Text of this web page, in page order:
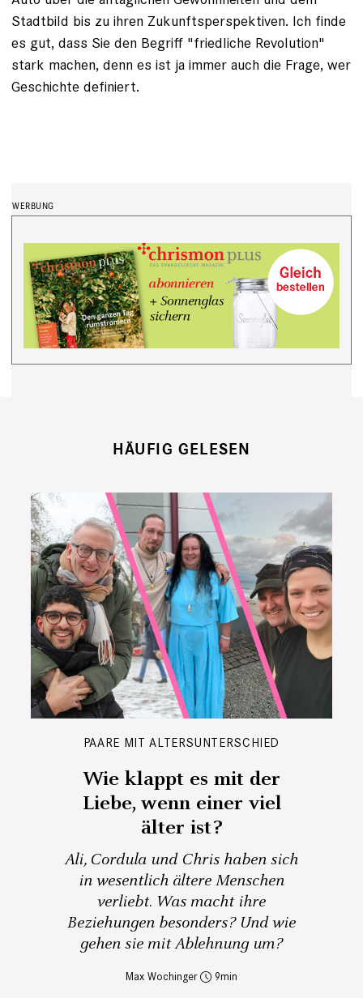
Stadtbild bis zu ihren Zukunftsperspektiven. Ich finde
es gut, dass Sie den Begriff "friedliche Revolution"
stark machen, denn es ist ja immer auch die Frage, wer
Geschichte definiert.
HÄUFIG GELESEN
PAARE MIT ALTERSUNTERSCHIED
Wie klappt es mit der
Liebe, wenn einer viel
älter ist?
Ali, Cordula und Chris haben sich
in wesentlich ältere Menschen
verliebt. Was macht ihre
Beziehungen besonders? Und wie
gehen sie mit Ablehnung um?
Max Wochinger 9